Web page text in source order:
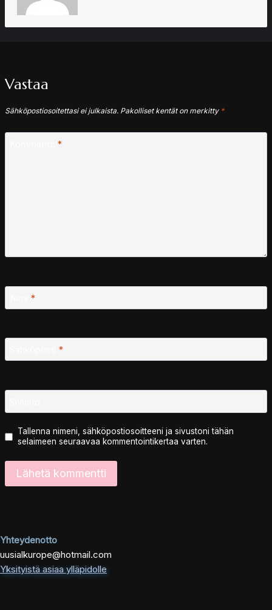
Vastaa
Sähköpostiosoitettasi ei julkaista. Pakolliset kentät on merkitty *
*
*
*
Tallenna nimeni, sähköpostiosoitteeni ja sivustoni tähän
selaimeen seuraavaa kommentointikertaa varten.
Yhteydenotto
uusialkurope@hotmail.com
Yksityistä asiaa ylläpidolle